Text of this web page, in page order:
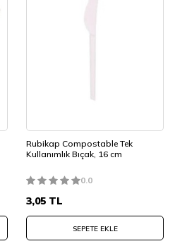
Rubikap Compostable Tek
Kullanımlık Bıçak, 16 cm
0.0
3,05 TL
SEPETE EKLE